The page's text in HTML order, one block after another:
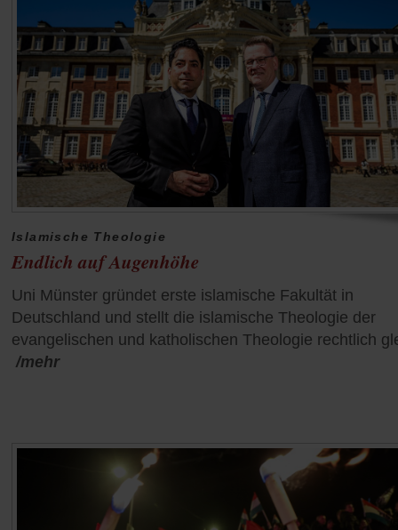
Islamische Theologie
Endlich auf Augenhöhe
Uni Münster gründet erste islamische Fakultät in
Deutschland und stellt die islamische Theologie der
evangelischen und katholischen Theologie rechtlich
/mehr